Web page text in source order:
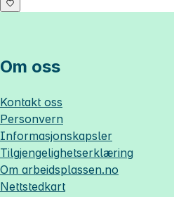
Om oss
Kontakt oss
Personvern
Informasjonskapsler
Tilgjengelighetserklæring
Om arbeidsplassen.no
Nettstedkart